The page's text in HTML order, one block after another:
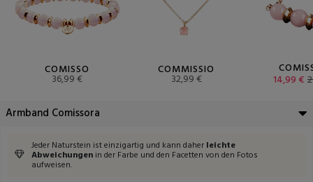
COMISSO
36,99 €
COMMISSIO
32,99 € 14,99 €
Armband Comissora
Jeder Naturstein ist einzigartig und kann daher leichte
Abweichungen in der Farbe und den Facetten von den Fotos
aufweisen.